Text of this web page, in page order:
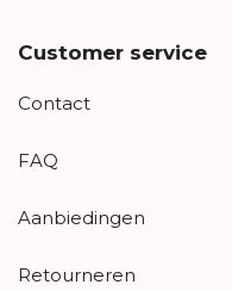
Customer service
Contact
FAQ
Aanbiedingen
Retourneren